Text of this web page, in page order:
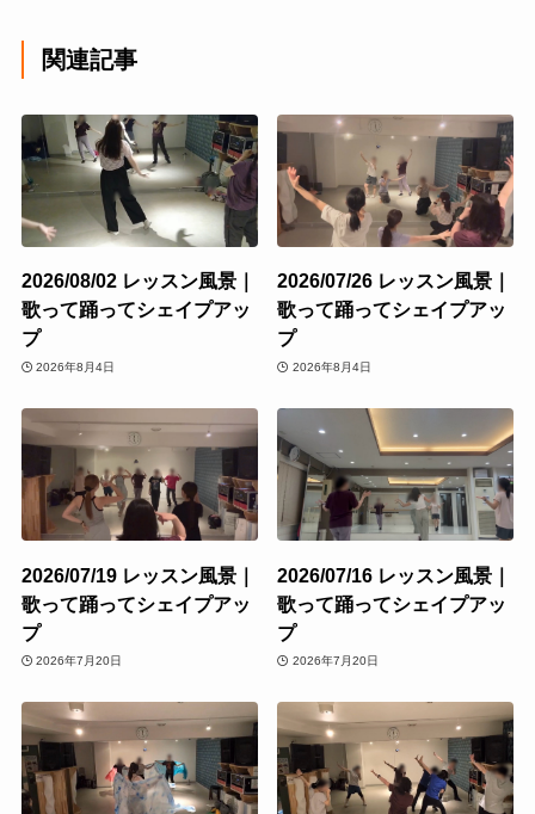
関連記事
2026/08/02 レッスン風景｜
歌って踊ってシェイプアッ
プ
2026年8月4日
2026/07/26 レッスン風景｜
歌って踊ってシェイプアッ
プ
2026年8月4日
2026/07/19 レッスン風景｜
歌って踊ってシェイプアッ
プ
2026年7月20日
2026/07/16 レッスン風景｜
歌って踊ってシェイプアッ
プ
2026年7月20日